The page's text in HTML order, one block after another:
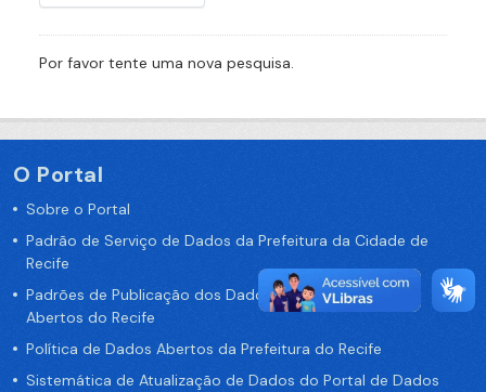
Por favor tente uma nova pesquisa.
O Portal
Sobre o Portal
Padrão de Serviço de Dados da Prefeitura da Cidade de
Recife
Padrões de Publicação dos Dados no Portal de Dados
Abertos do Recife
Política de Dados Abertos da Prefeitura do Recife
Sistemática de Atualização de Dados do Portal de Dados